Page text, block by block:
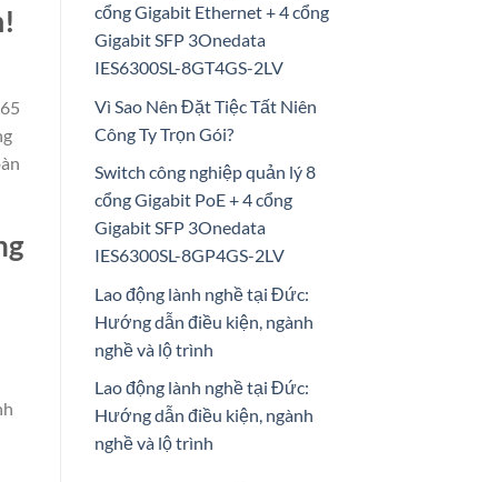
cổng Gigabit Ethernet + 4 cổng
Gigabit SFP 3Onedata
IES6300SL-8GT4GS-2LV
Vì Sao Nên Đặt Tiệc Tất Niên
Công Ty Trọn Gói?
Switch công nghiệp quản lý 8
cổng Gigabit PoE + 4 cổng
Gigabit SFP 3Onedata
IES6300SL-8GP4GS-2LV
Lao động lành nghề tại Đức:
Hướng dẫn điều kiện, ngành
nghề và lộ trình
Lao động lành nghề tại Đức:
Hướng dẫn điều kiện, ngành
nghề và lộ trình